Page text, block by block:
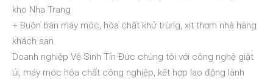
kho Nha Trang
+ Buôn bán máy móc, hóa chất khử trùng, xịt thơm nhà hàng
khách sạn.
Doanh nghiệp Vệ Sinh Tín Đức chúng tôi với công nghệ giặt
ủi, máy móc hóa chất công nghiệp, kết hợp lao động lành